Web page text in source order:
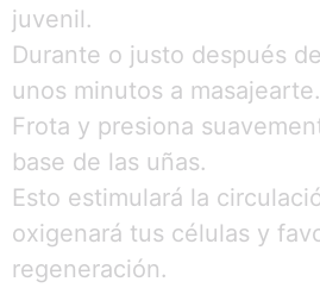
juvenil.
Durante o justo después
unos minutos a masajearte.
Frota y presiona
base de las uñas.
Esto estimulará la
oxigenará tus células y
regeneración.